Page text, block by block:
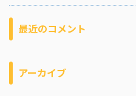
最近のコメント
アーカイブ